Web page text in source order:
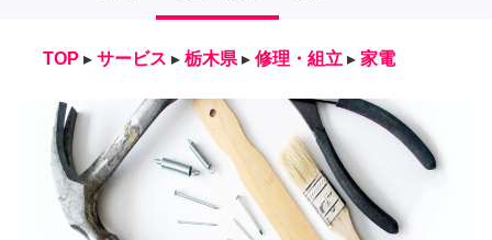
TOP ▸ サービス ▸ 栃木県 ▸ 修理・組立 ▸ 家電